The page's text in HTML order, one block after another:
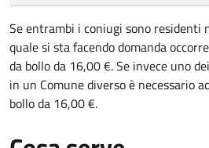
Se entrambi i coniugi sono residenti
quale si sta facendo domanda
da bollo da 16,00 €. Se invece uno
in un Comune diverso è necessario
bollo da 16,00 €.